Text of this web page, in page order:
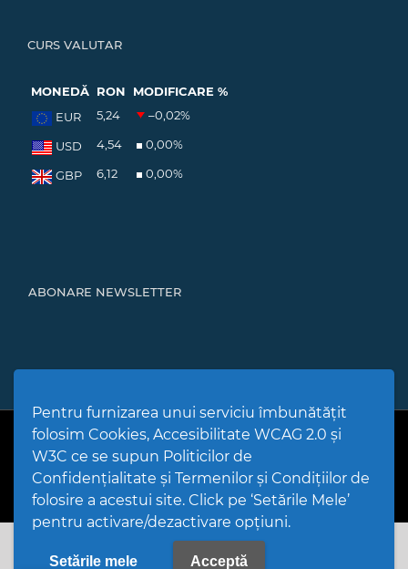
Pentru furnizarea unui serviciu îmbunătățit
folosim Cookies, Accesibilitate WCAG 2.0 și
W3C ce se supun Politicilor de
Confidențialitate și Termenilor și Condițiilor de
folosire a acestui site. Click pe ‘Setările Mele’
pentru activare/dezactivare opțiuni.
Setările mele Acceptă
CURS VALUTAR
MONEDĂ RON
MODIFICARE %
EUR
5,24 –0,02%
USD 4,54 0,00%
GBP 6,12 0,00%
ABONARE NEWSLETTER
PPW @2026 |Hartă Website|Setări Cookies și Accesibilitate
Politică de utilizare Cookies|Politică de confidențialitate site
Termeni și condiții de utilizare a site-ului